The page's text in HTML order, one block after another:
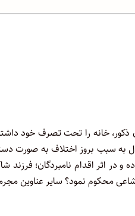
ذکور، خانه را تحت تصرف خود
به سبب بروز اختلاف به صورت
اثر اقدام نامبردگان؛ فرزند
محکوم نمود؟ سایر عناوین